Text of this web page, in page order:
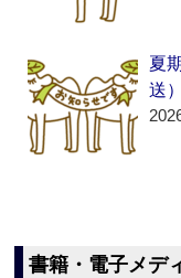
夏
送
書籍・電子メデ